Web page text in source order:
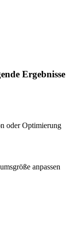
Ergebnisse
oder Optimierung
anpassen